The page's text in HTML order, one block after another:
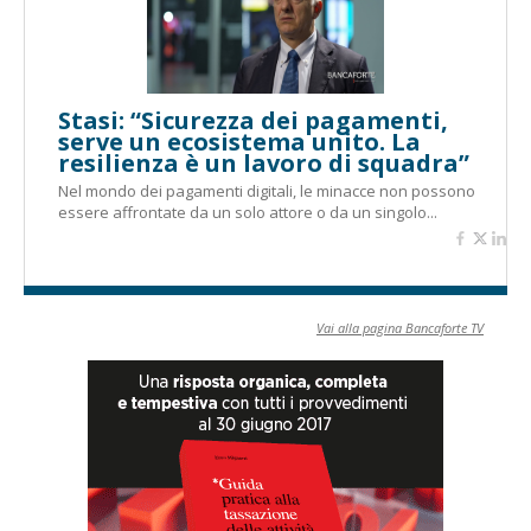
Stasi: “Sicurezza dei pagamenti,
serve un ecosistema unito. La
resilienza è un lavoro di squadra”
Nel mondo dei pagamenti digitali, le minacce non possono
essere affrontate da un solo attore o da un singolo...
Vai alla pagina Bancaforte TV